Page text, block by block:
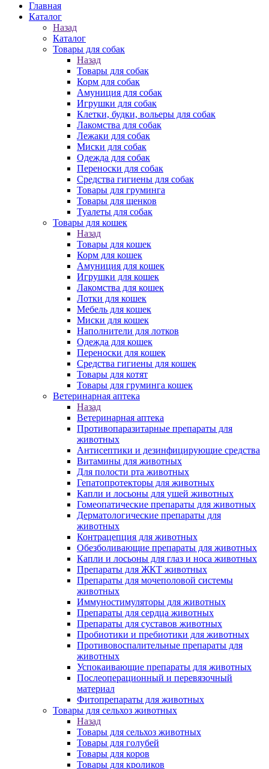
Главная
Каталог
Назад
Каталог
Товары для собак
Назад
Товары для собак
Корм для собак
Амуниция для собак
Игрушки для собак
Клетки, будки, вольеры для собак
Лакомства для собак
Лежаки для собак
Миски для собак
Одежда для собак
Переноски для собак
Средства гигиены для собак
Товары для груминга
Товары для щенков
Туалеты для собак
Товары для кошек
Назад
Товары для кошек
Корм для кошек
Амуниция для кошек
Игрушки для кошек
Лакомства для кошек
Лотки для кошек
Мебель для кошек
Миски для кошек
Наполнители для лотков
Одежда для кошек
Переноски для кошек
Средства гигиены для кошек
Товары для котят
Товары для груминга кошек
Ветеринарная аптека
Назад
Ветеринарная аптека
Противопаразитарные препараты для
животных
Антисептики и дезинфицирующие средства
Витамины для животных
Для полости рта животных
Гепатопротекторы для животных
Капли и лосьоны для ушей животных
Гомеопатические препараты для животных
Дерматологические препараты для
животных
Контрацепция для животных
Обезболивающие препараты для животных
Капли и лосьоны для глаз и носа животных
Препараты для ЖКТ животных
Препараты для мочеполовой системы
животных
Иммуностимуляторы для животных
Препараты для сердца животных
Препараты для суставов животных
Пробиотики и пребиотики для животных
Противовоспалительные препараты для
животных
Успокаивающие препараты для животных
Послеоперационный и перевязочный
материал
Фитопрепараты для животных
Товары для сельхоз животных
Назад
Товары для сельхоз животных
Товары для голубей
Товары для коров
Товары для кроликов